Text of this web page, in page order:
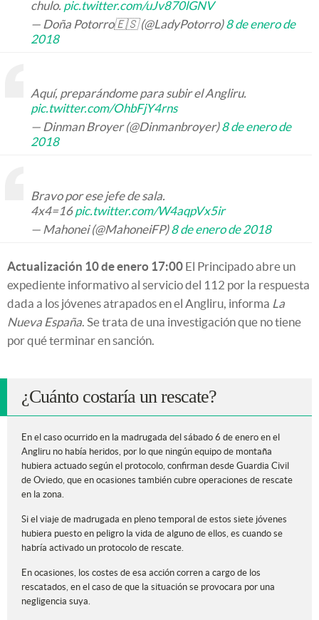
chulo. pic.twitter.com/uJv870lGNV
— Doña Potorro🇪🇸 (@LadyPotorro)8 de enero de
2018
Aquí, preparándome para subir el Angliru.
pic.twitter.com/OhbFjY4rns
— Dinman Broyer (@Dinmanbroyer)8 de enero de
2018
Bravo por ese jefe de sala.
4x4=16pic.twitter.com/W4aqpVx5ir
— Mahonei (@MahoneiFP)8 de enero de 2018
Actualización 10 de enero 17:00 El Principado abre un
expediente informativo al servicio del 112 por la respuesta
dada a los jóvenes atrapados en el Angliru, informa La
Nueva España. Se trata de una investigación que no tiene
por qué terminar en sanción.
¿Cuánto costaría un rescate?
En el caso ocurrido en la madrugada del sábado 6 de enero en el
Angliru no había heridos, por lo que ningún equipo de montaña
hubiera actuado según el protocolo, confirman desde Guardia Civil
de Oviedo, que en ocasiones también cubre operaciones de rescate
en la zona.
Si el viaje de madrugada en pleno temporal de estos siete jóvenes
hubiera puesto en peligro la vida de alguno de ellos, es cuando se
habría activado un protocolo de rescate.
En ocasiones, los costes de esa acción corren a cargo de los
rescatados, en el caso de que la situación se provocara por una
negligencia suya.